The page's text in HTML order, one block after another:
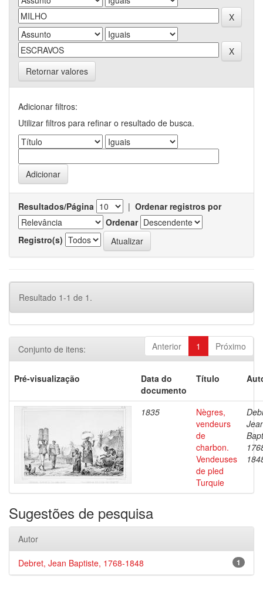
Retornar valores
Adicionar filtros:
Utilizar filtros para refinar o resultado de busca.
Resultados/Página | Ordenar registros por
Ordenar
Registro(s)
Resultado 1-1 de 1.
Anterior 1 Próximo
Conjunto de itens:
Pré-visualização
Data do
documento
Título
1835
Nègres,
vendeurs
de
charbon.
Vendeuses
de pled
Turquie
Sugestões de pesquisa
Autor
1
Debret, Jean Baptiste, 1768-1848